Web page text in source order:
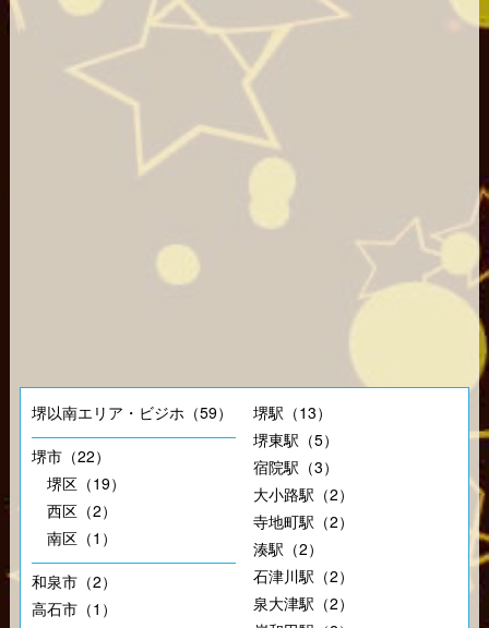
堺以南エリア・ビジホ（59）
堺市（22）
堺区（19）
西区（2）
南区（1）
和泉市（2）
高石市（1）
堺駅（13）
堺東駅（5）
宿院駅（3）
大小路駅（2）
寺地町駅（2）
湊駅（2）
石津川駅（2）
泉大津駅（2）